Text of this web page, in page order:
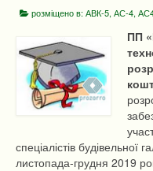
розміщено в: АВК-5, АС-4,
ПП
спеціалістів будівельної
листопада-грудня 2019